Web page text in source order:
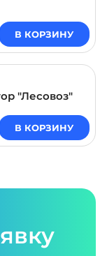
В КОРЗИНУ
"Лесовоз"
В КОРЗИНУ